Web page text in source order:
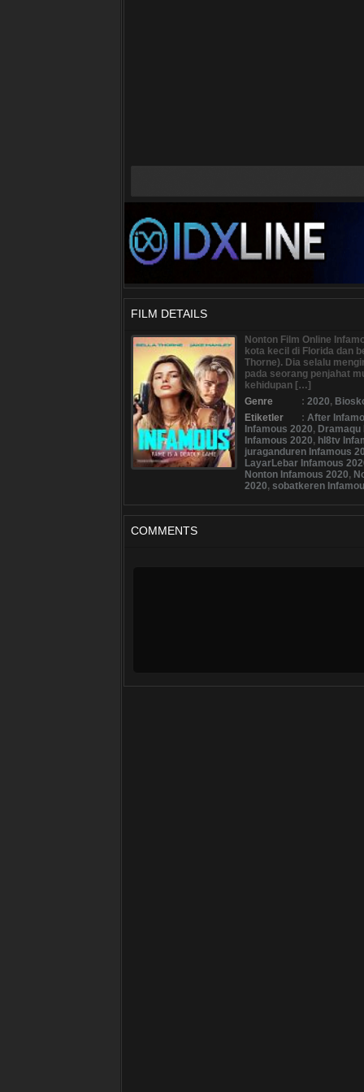
FILM DETAILS
Nonton Film Online
kota kecil di Florida dan
Thorne). Dia selalu
pada seorang penjahat
kehidupan […]
Genre
: 2020,
Etiketler
: After
Infamous 2020, Dramaqu
Infamous 2020, hl8tv
juraganduren Infamous
LayarLebar Infamous
Nonton Infamous 2020,
2020, sobatkeren
COMMENTS